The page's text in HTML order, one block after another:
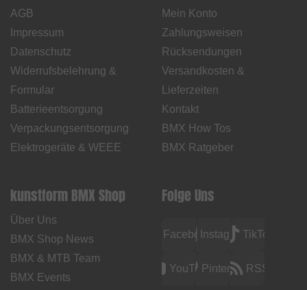
AGB
Impressum
Datenschutz
Widerrufsbelehrung &
Formular
Batterieentsorgung
Verpackungsentsorgung
Elektrogeräte & WEEE
Mein Konto
Zahlungsweisen
Rücksendungen
Versandkosten &
Lieferzeiten
Kontakt
BMX How Tos
BMX Ratgeber
kunstform BMX Shop
Über Uns
BMX Shop News
BMX & MTB Team
BMX Events
Folge Uns
FacebookInstagramTikTok
YouTubePinterest RSS